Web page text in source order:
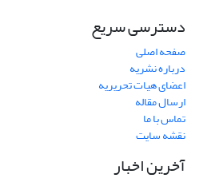
دسترسی سریع
صفحه اصلی
درباره نشریه
اعضای هیات تحریریه
ارسال مقاله
تماس با ما
نقشه سایت
آخرین اخبار